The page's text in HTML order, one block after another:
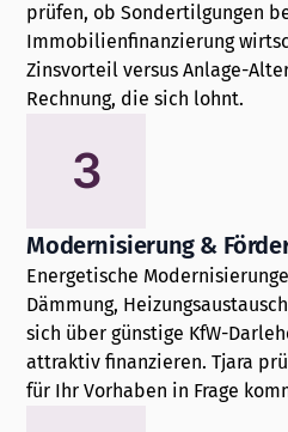
prüfen, ob Sondertilgungen
Immobilienfinanzierung
Zinsvorteil versus Anlage-
Rechnung, die sich lohnt.
3
Modernisierung &
Energetische
Dämmung,
sich über günstige KfW-
attraktiv finanzieren. Tjara
für Ihr Vorhaben in Frage